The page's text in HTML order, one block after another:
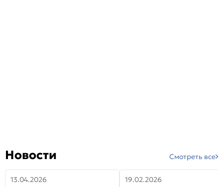
Новости Смотреть все
13.04.2026
19.02.2026